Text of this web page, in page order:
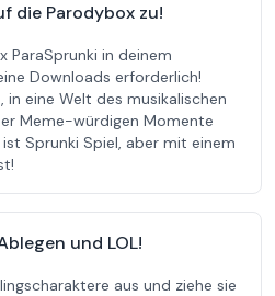
die Parodybox zu!
ParaSprunki in deinem
Downloads erforderlich!
eine Welt des musikalischen
Meme-würdigen Momente
Sprunki Spiel, aber mit einem
und LOL!
aus und ziehe sie